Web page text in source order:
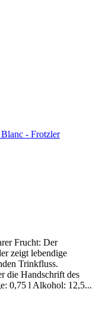
Frucht: Der
zeigt lebendige
Trinkfluss.
die Handschrift des
0,75 l Alkohol: 12,5...